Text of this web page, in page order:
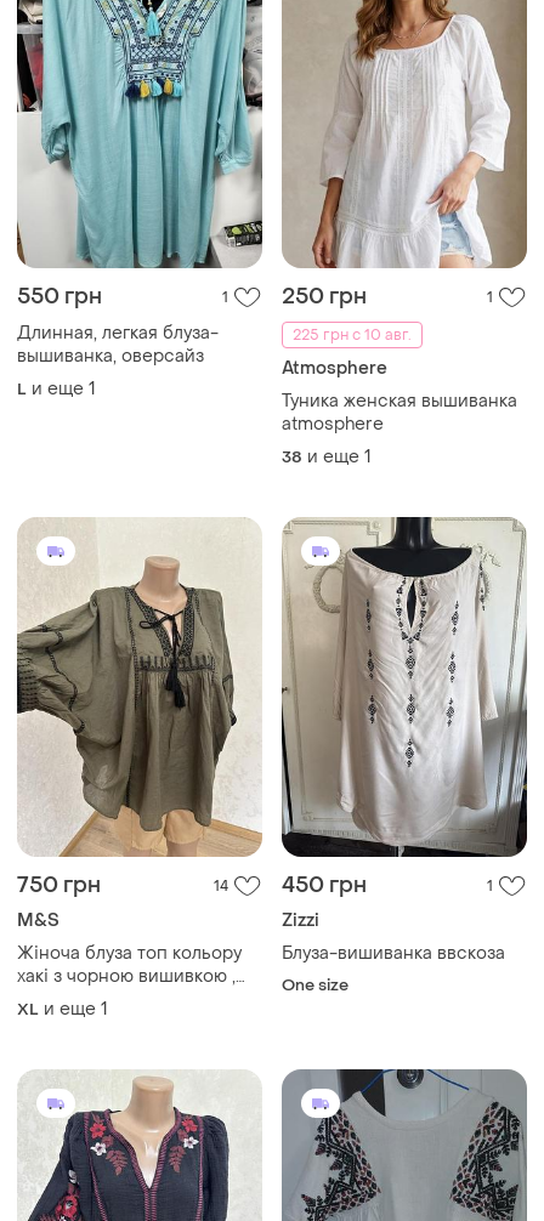
550 грн 1
Длинная, легкая блуза-
вышиванка, оверсайз
L и еще 1
250 грн
1
225 грн с 10 авг.
Atmosphere
Туника женская вышиванка
atmosphere
38 и еще 1
750 грн 14
M&S
Жіноча блуза топ кольору
хакі з чорною вишивкою ,
вишиванка
XL и еще 1
450 грн 1
Zizzi
Блуза-вишиванка ввскоза
One size